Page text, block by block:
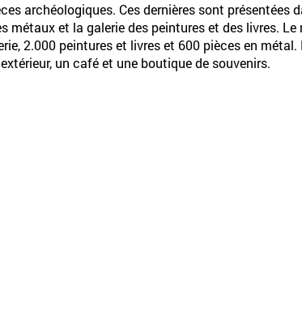
archéologiques. Ces dernières sont présentées
métaux et la galerie des peintures et des livres.
2.000 peintures et livres et 600 pièces en
un café et une boutique de souvenirs.